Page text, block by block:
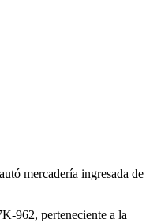
mercadería ingresada de
962, perteneciente a la